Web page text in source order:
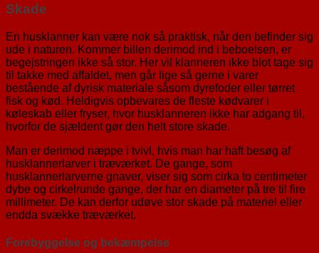
Skade
En husklanner kan være nok så praktisk, når den befinder sig
ude i naturen. Kommer billen derimod ind i beboelsen, er
begejstringen ikke så stor. Her vil klanneren ikke blot tage sig
til takke med affaldet, men går lige så gerne i varer
bestående af dyrisk materiale såsom dyrefoder eller tørret
fisk og kød. Heldigvis opbevares de fleste kødvarer i
køleskab eller fryser, hvor husklanneren ikke har adgang til,
hvorfor de sjældent gør den helt store skade.
Man er derimod næppe i tvivl, hvis man har haft besøg af
husklannerlarver i træværket. De gange, som
husklannerlarverne gnaver, viser sig som cirka to centimeter
dybe og cirkelrunde gange, der har en diameter på tre til fire
millimeter. De kan derfor udøve stor skade på materiel eller
endda svække træværket.
Forebyggelse og bekæmpelse